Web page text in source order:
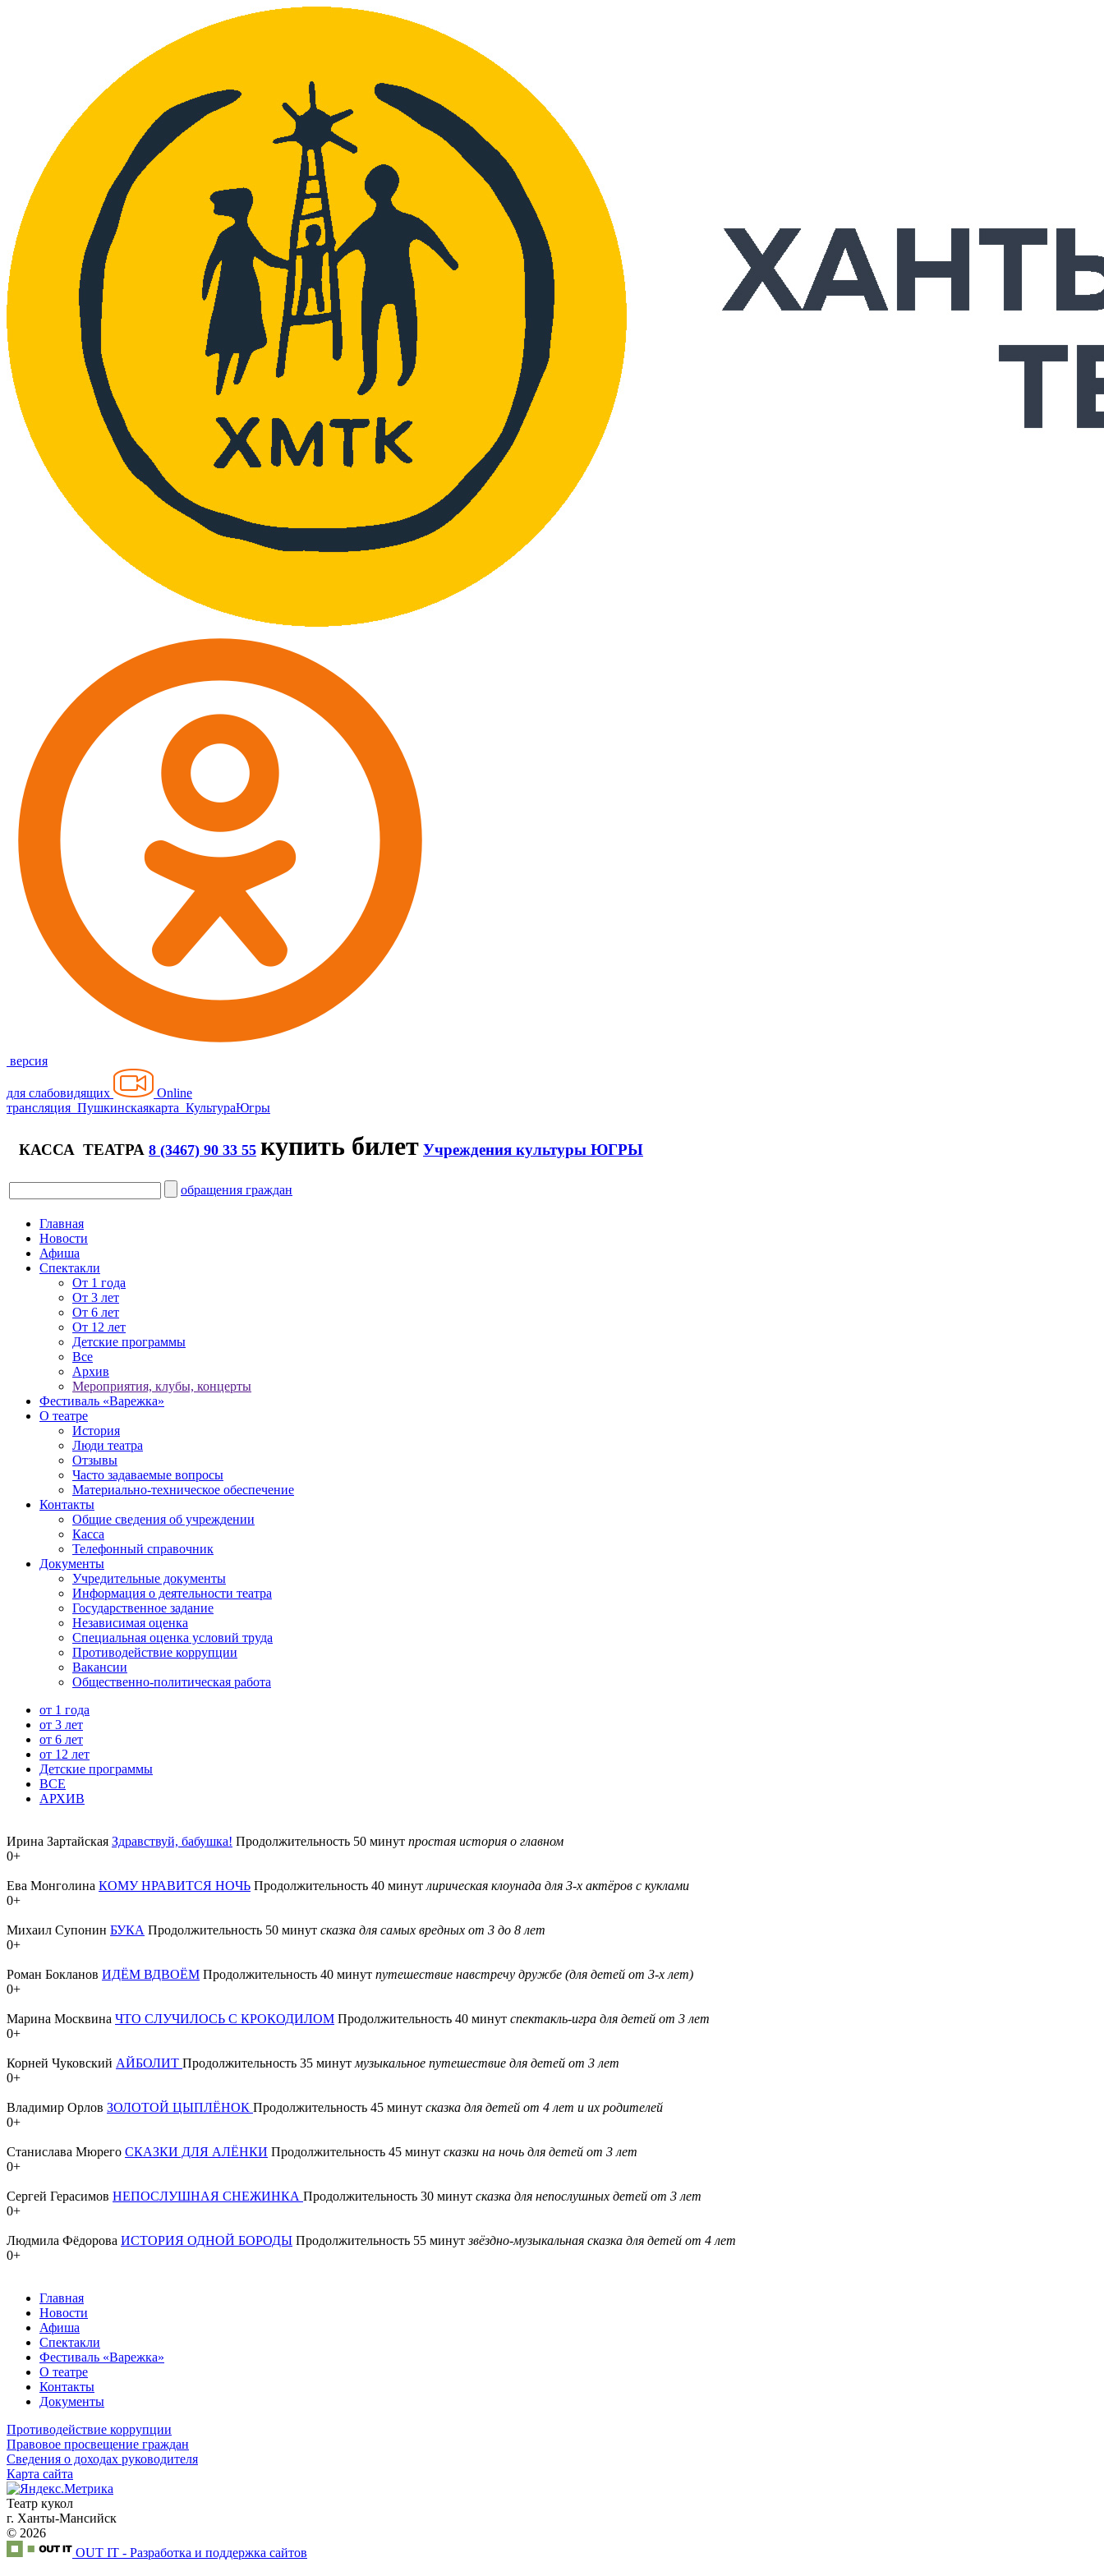
версия
для слабовидящих
Online
трансляция Пушкинскаякарта КультураЮгры
КАССА ТЕАТРА 8 (3467) 90 33 55 купить билет Учреждения культуры ЮГРЫ
обращения граждан
Главная
Новости
Афиша
Спектакли
От 1 года
От 3 лет
От 6 лет
От 12 лет
Детские программы
Все
Архив
Мероприятия, клубы, концерты
Фестиваль «Варежка»
О театре
История
Люди театра
Отзывы
Часто задаваемые вопросы
Материально-техническое обеспечение
Контакты
Общие сведения об учреждении
Касса
Телефонный справочник
Документы
Учредительные документы
Информация о деятельности театра
Государственное задание
Независимая оценка
Специальная оценка условий труда
Противодействие коррупции
Вакансии
Общественно-политическая работа
от 1 года
от 3 лет
от 6 лет
от 12 лет
Детские программы
ВСЕ
АРХИВ
Ирина Зартайская Здравствуй, бабушка! Продолжительность 50 минут простая история о главном
0+
Ева Монголина КОМУ НРАВИТСЯ НОЧЬ Продолжительность 40 минут лирическая клоунада для 3-х актёров с куклами
0+
Михаил Супонин БУКА Продолжительность 50 минут сказка для самых вредных от 3 до 8 лет
0+
Роман Бокланов ИДЁМ ВДВОЁМ Продолжительность 40 минут путешествие навстречу дружбе (для детей от 3-х лет)
0+
Марина Москвина ЧТО СЛУЧИЛОСЬ С КРОКОДИЛОМ Продолжительность 40 минут спектакль-игра для детей от 3 лет
0+
Корней Чуковский АЙБОЛИТ Продолжительность 35 минут музыкальное путешествие для детей от 3 лет
0+
Владимир Орлов ЗОЛОТОЙ ЦЫПЛЁНОК Продолжительность 45 минут сказка для детей от 4 лет и их родителей
0+
Станислава Мюрего СКАЗКИ ДЛЯ АЛЁНКИ Продолжительность 45 минут сказки на ночь для детей от 3 лет
0+
Сергей Герасимов НЕПОСЛУШНАЯ СНЕЖИНКА Продолжительность 30 минут сказка для непослушных детей от 3 лет
0+
Людмила Фёдорова ИСТОРИЯ ОДНОЙ БОРОДЫ Продолжительность 55 минутзвёздно-музыкальная сказка для детей от 4 лет
0+
Главная
Новости
Афиша
Спектакли
Фестиваль «Варежка»
О театре
Контакты
Документы
Противодействие коррупции
Правовое просвещение граждан
Сведения о доходах руководителя
Карта сайта
Театр кукол
г. Ханты-Мансийск
© 2026
OUT IT - Разработка и поддержка сайтов